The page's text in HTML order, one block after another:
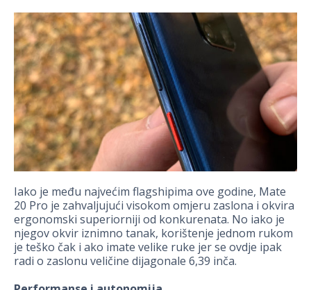
Iako je među najvećim flagshipima ove godine, Mate
20 Pro je zahvaljujući visokom omjeru zaslona i okvira
ergonomski superiorniji od konkurenata. No iako je
njegov okvir iznimno tanak, korištenje jednom rukom
je teško čak i ako imate velike ruke jer se ovdje ipak
radi o zaslonu veličine dijagonale 6,39 inča.